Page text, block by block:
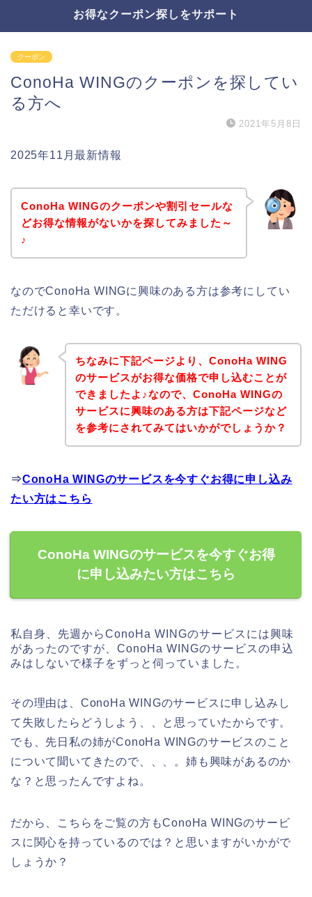
お得なクーポン探しをサポート
クーポン
ConoHa WINGのクーポンを探してい
る方へ
2021年5月8日
2025年11月最新情報
ConoHa WINGのクーポンや割引セールな
どお得な情報がないかを探してみました～
♪
なのでConoHa WINGに興味のある方は参考にしてい
ただけると幸いです。
ちなみに下記ページより、ConoHa WING
のサービスがお得な価格で申し込むことが
できましたよ♪なので、ConoHa WINGの
サービスに興味のある方は下記ページなど
を参考にされてみてはいかがでしょうか？
⇒ConoHa WINGのサービスを今すぐお得に申し込み
たい方はこちら
ConoHa WINGのサービスを今すぐお得
に申し込みたい方はこちら
私自身、先週からConoHa WINGのサービスには興味
があったのですが、ConoHa WINGのサービスの申込
みはしないで様子をずっと伺っていました。
その理由は、ConoHa WINGのサービスに申し込みし
て失敗したらどうしよう、、と思っていたからです。
でも、先日私の姉がConoHa WINGのサービスのこと
について聞いてきたので、、、。姉も興味があるのか
な？と思ったんですよね。
だから、こちらをご覧の方もConoHa WINGのサービ
スに関心を持っているのでは？と思いますがいかがで
しょうか？